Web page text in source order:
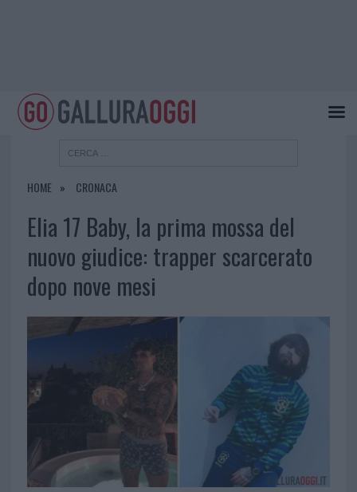
HOME CRONACA
Elia 17 Baby, la prima mossa del
nuovo giudice: trapper scarcerato
dopo nove mesi